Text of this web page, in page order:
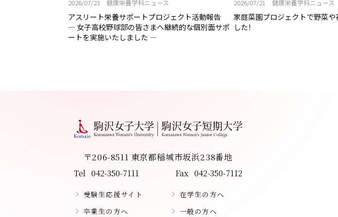
2026/07/23 健康栄養学科ニュース
アスリート栄養サポートプロジェクト活動報告
― 女子高校野球部の皆さまへ継続的な個別面サポ
ートを実施いたしました ―
2026/07/21 健康栄養学科ニュース
家庭菜園プロジェクトで野菜
した！
〒206-8511 東京都稲城市坂浜238番地
Tel 042-350-7111 Fax 042-350-7112
受験生応援サイト
在学生の方へ
卒業生の方へ
一般の方へ